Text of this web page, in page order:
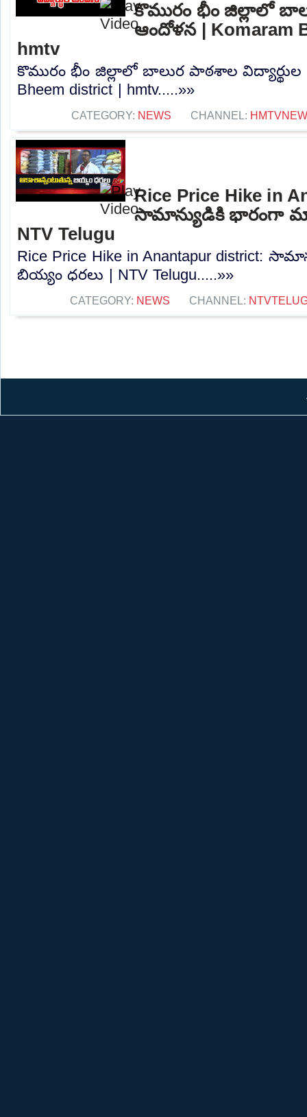
కొమురం భీం జిల్లాలో
ఆందోళన | Komaram
hmtv
కొమురం భీం జిల్లాలో బాలుర పాఠశాల విద్యార్థుల
Bheem district | hmtv.....»»
CATEGORY: NEWS CHANNEL:
Rice Price Hike in
సామాన్యుడికి భారంగా
NTV Telugu
Rice Price Hike in Anantapur district:
బియ్యం ధరలు | NTV Telugu.....»»
CATEGORY: NEWS CHANNEL: